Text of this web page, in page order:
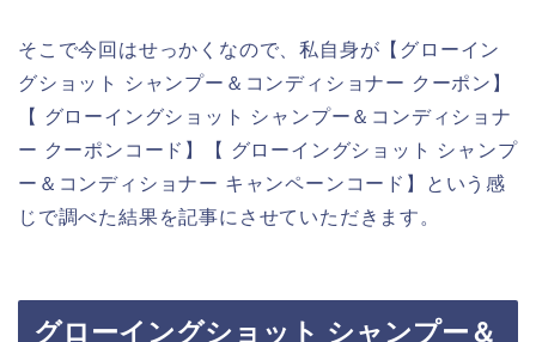
そこで今回はせっかくなので、私自身が【グローイン
グショット シャンプー＆コンディショナー クーポン】
【 グローイングショット シャンプー＆コンディショナ
ー クーポンコード】【 グローイングショット シャンプ
ー＆コンディショナー キャンペーンコード】という感
じで調べた結果を記事にさせていただきます。
グローイングショット シャンプー＆